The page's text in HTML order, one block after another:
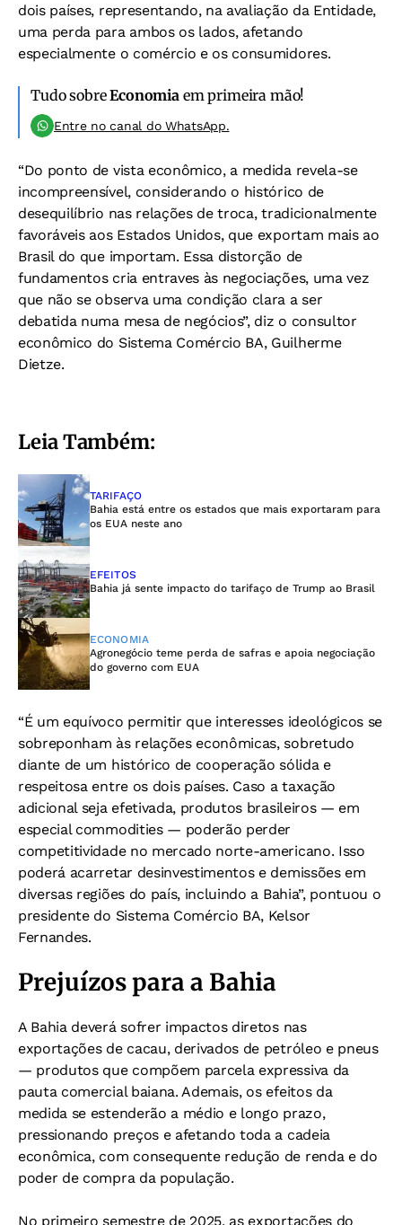
dois países, representando, na avaliação da Entidade,
uma perda para ambos os lados, afetando
especialmente o comércio e os consumidores.
Tudo sobreEconomia em primeira mão!
Entre no canal do WhatsApp.
“Do ponto de vista econômico, a medida revela-se
incompreensível, considerando o histórico de
desequilíbrio nas relações de troca, tradicionalmente
favoráveis aos Estados Unidos, que exportam mais ao
Brasil do que importam. Essa distorção de
fundamentos cria entraves às negociações, uma vez
que não se observa uma condição clara a ser
debatida numa mesa de negócios”, diz o consultor
econômico do Sistema Comércio BA, Guilherme
Dietze.
Leia Também:
TARIFAÇO
Bahia está entre os estados que mais exportaram para
os EUA neste ano
EFEITOS
Bahia já sente impacto do tarifaço de Trump ao Brasil
ECONOMIA
Agronegócio teme perda de safras e apoia negociação
do governo com EUA
“É um equívoco permitir que interesses ideológicos se
sobreponham às relações econômicas, sobretudo
diante de um histórico de cooperação sólida e
respeitosa entre os dois países. Caso a taxação
adicional seja efetivada, produtos brasileiros — em
especial commodities — poderão perder
competitividade no mercado norte-americano. Isso
poderá acarretar desinvestimentos e demissões em
diversas regiões do país, incluindo a Bahia”, pontuou o
presidente do Sistema Comércio BA, Kelsor
Fernandes.
Prejuízos para a Bahia
A Bahia deverá sofrer impactos diretos nas
exportações de cacau, derivados de petróleo e pneus
— produtos que compõem parcela expressiva da
pauta comercial baiana. Ademais, os efeitos da
medida se estenderão a médio e longo prazo,
pressionando preços e afetando toda a cadeia
econômica, com consequente redução de renda e do
poder de compra da população.
No primeiro semestre de 2025, as exportações do